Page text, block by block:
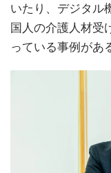
いたり、デジタル
国人の介護人材受
っている事例があ